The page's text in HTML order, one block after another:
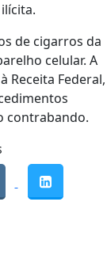
de cigarros da
celular. A
Receita Federal,
contrabando.